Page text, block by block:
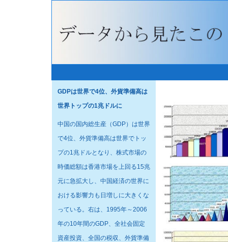
GDPは世界で4位、外貨準備高は
世界トップの1兆ドルに
中国の国内総生産（GDP）は世界
で4位、外貨準備高は世界でトッ
プの1兆ドルとなり、株式市場の
時価総額は香港市場を上回る15兆
元に急拡大し、中国経済の世界に
おける影響力も日増しに大きくな
っている。右は、1995年～2006
年の10年間のGDP、全社会固定
資産投資、全国の税収、外貨準備